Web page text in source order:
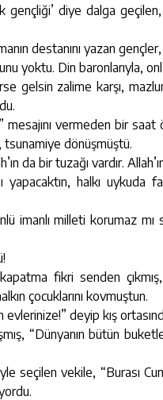
diye dalga
destanını yazan
yoktu. Din baronlarıyla,
gelsin zalime karşı,
mesajını vermeden bir
tsunamiye dönüşmüştü.
da bir tuzağı vardır.
yapacaktın, halkı uykuda
imanlı milleti korumaz
fikri senden
çocuklarını kovmuştun.
evlerinize!” deyip kış
“Dünyanın bütün
seçilen vekile, “Burası